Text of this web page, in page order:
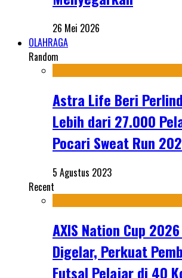
26 Mei 2026
OLAHRAGA
Random
Astra Life Beri
Lebih dari 27.000
Pocari Sweat Run
5 Agustus 2023
Recent
AXIS Nation Cup
Digelar, Perkuat
Futsal Pelajar di 40